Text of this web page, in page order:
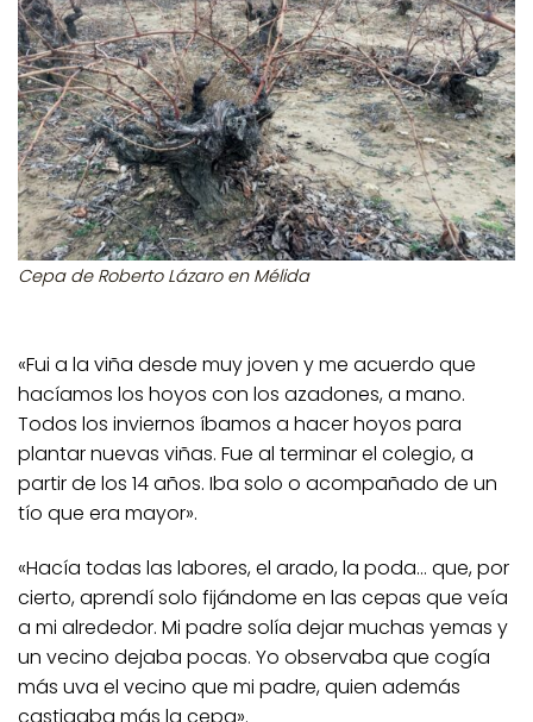
Cepa de Roberto Lázaro en Mélida
«Fui a la viña desde muy joven y me acuerdo que
hacíamos los hoyos con los azadones, a mano.
Todos los inviernos íbamos a hacer hoyos para
plantar nuevas viñas. Fue al terminar el colegio, a
partir de los 14 años. Iba solo o acompañado de un
tío que era mayor».
«Hacía todas las labores, el arado, la poda… que, por
cierto, aprendí solo fijándome en las cepas que veía
a mi alrededor. Mi padre solía dejar muchas yemas y
un vecino dejaba pocas. Yo observaba que cogía
más uva el vecino que mi padre, quien además